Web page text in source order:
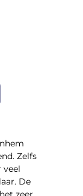
Zelfs
veel
De